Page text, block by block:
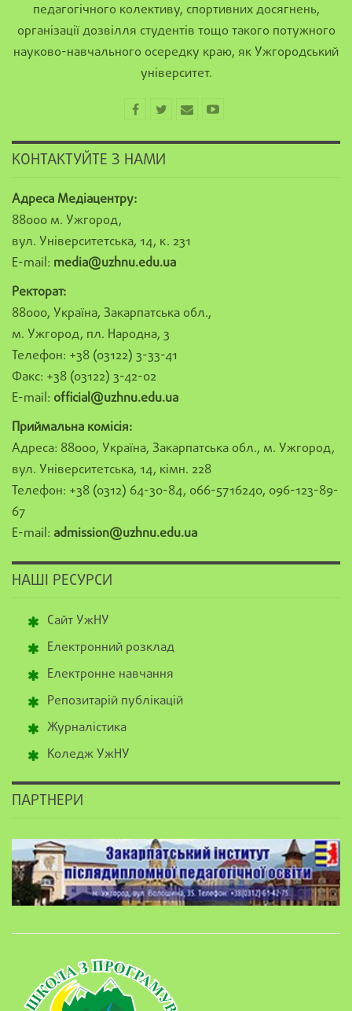
педагогічного колективу, спортивних досягнень,
організації дозвілля студентів тощо такого потужного
науково-навчального осередку краю, як Ужгородський
університет.
КОНТАКТУЙТЕ З НАМИ
Адреса Медіацентру:
88000 м. Ужгород,
вул. Університетська, 14, к. 231
E-mail: media@uzhnu.edu.ua
Ректорат:
88000, Україна, Закарпатська обл.,
м. Ужгород, пл. Народна, 3
Телефон: +38 (03122) 3-33-41
Факс: +38 (03122) 3-42-02
E-mail: official@uzhnu.edu.ua
Приймальна комісія:
Адреса: 88000, Україна, Закарпатська обл., м. Ужгород,
вул. Університетська, 14, кімн. 228
Телефон: +38 (0312) 64-30-84, 066-5716240, 096-123-89-
67
E-mail: admission@uzhnu.edu.ua
НАШІ РЕСУРСИ
Сайт УжНУ
Електронний розклад
Електронне навчання
Репозитарій публікацій
Журналістика
Коледж УжНУ
ПАРТНЕРИ